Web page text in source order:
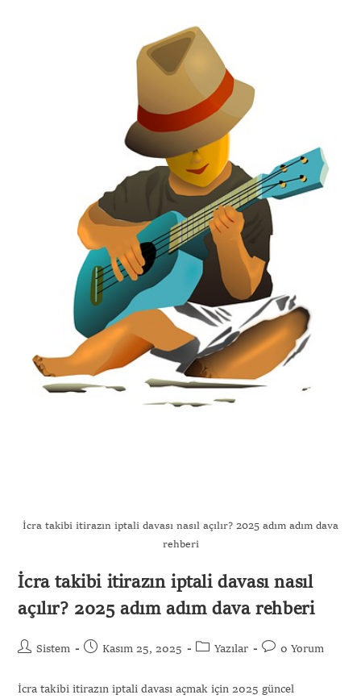
İcra takibi itirazın iptali davası nasıl açılır? 2025 adım adım dava
rehberi
İcra takibi itirazın iptali davası nasıl
açılır? 2025 adım adım dava rehberi
Sistem Kasım 25, 2025 Yazılar 0 Yorum
İcra takibi itirazın iptali davası açmak için 2025 güncel